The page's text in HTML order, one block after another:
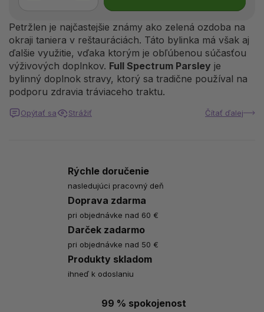
Petržlen je najčastejšie známy ako zelená ozdoba na
okraji taniera v reštauráciách. Táto bylinka má však aj
ďalšie využitie, vďaka ktorým je obľúbenou súčasťou
výživových doplnkov. Full Spectrum Parsley je
bylinný doplnok stravy, ktorý sa tradične používal na
podporu zdravia tráviaceho traktu.
Čítať ďalej
Opýtať sa Strážiť
Rýchle doručenie
nasledujúci pracovný deň
Doprava zdarma
pri objednávke nad 60 €
Darček zadarmo
pri objednávke nad 50 €
Produkty skladom
ihneď k odoslaniu
99 % spokojenost